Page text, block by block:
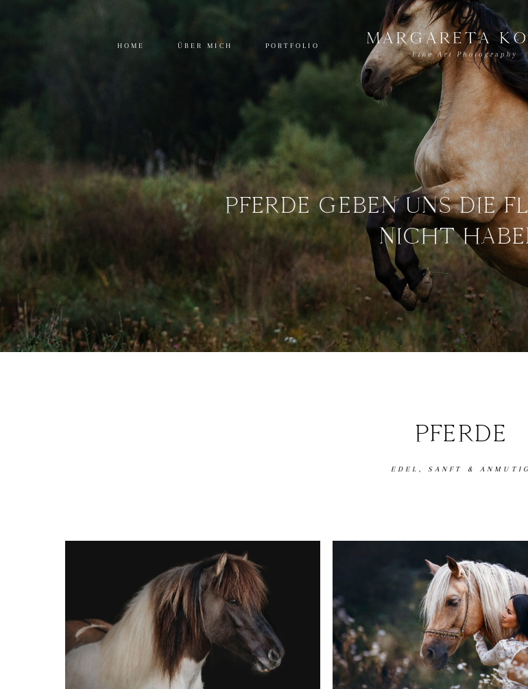
HOME ÜBER MICH PORTFOLIO
PFERDE GEBEN UNS DIE
NICHT
PFERDE
EDEL, SANFT & ANMUTIG